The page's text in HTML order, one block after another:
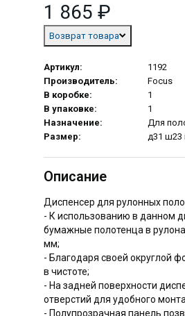
1 865 ₽
Возврат товара
Артикул:
1192
Производитель:
Focus
В коробке:
1
В упаковке:
1
Назначение:
Для
Размер:
д31 ш23
Описание
Диспенсер для рулонных
- К использованию в данном
бумажные полотенца в
мм;
- Благодаря своей округлой
в чистоте;
- На задней поверхности
отверстий для удобного
- Полупрозрачная панель